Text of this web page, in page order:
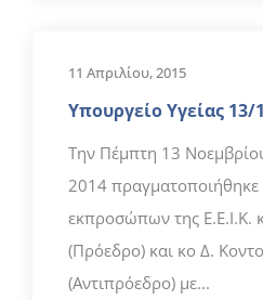
11 Απριλίου, 2015
Υπουργείο Υγείας 13/
Την Πέμπτη 13
2014
εκπροσώπων της Ε.Ε.Ι.Κ.
(Πρόεδρο) και κο Δ.
(Αντιπρόεδρο) με...